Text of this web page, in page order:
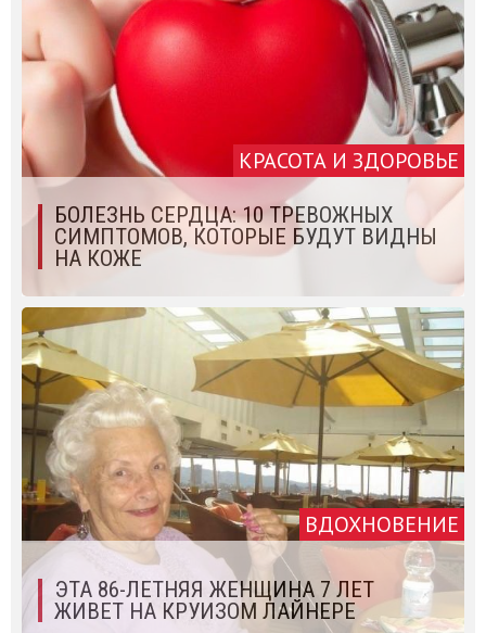
КРАСОТА И ЗДОРОВЬЕ
БОЛЕЗНЬ СЕРДЦА: 10 ТРЕВОЖНЫХ
СИМПТОМОВ, КОТОРЫЕ БУДУТ ВИДНЫ
НА КОЖЕ
ВДОХНОВЕНИЕ
ЭТА 86-ЛЕТНЯЯ ЖЕНЩИНА 7 ЛЕТ
ЖИВЕТ НА КРУИЗОМ ЛАЙНЕРЕ